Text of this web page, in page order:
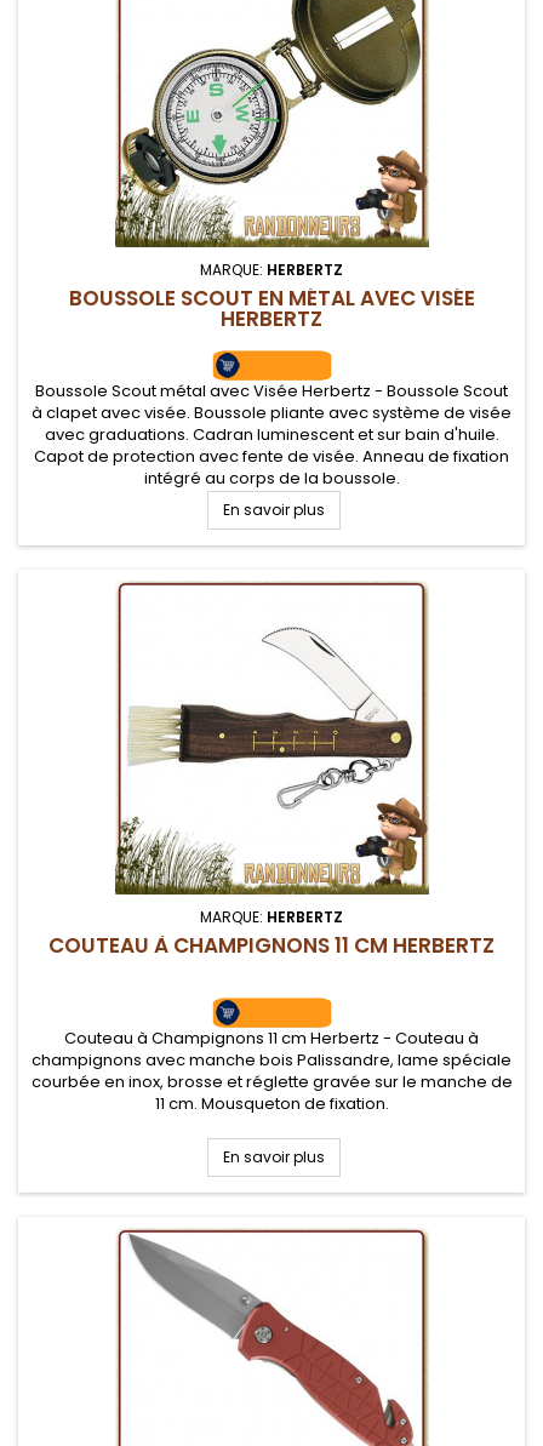
MARQUE: HERBERTZ
BOUSSOLE SCOUT EN MÉTAL AVEC VISÉE
HERBERTZ
Boussole Scout métal avec Visée Herbertz - Boussole Scout
à clapet avec visée. Boussole pliante avec système de visée
avec graduations. Cadran luminescent et sur bain d'huile.
Capot de protection avec fente de visée. Anneau de fixation
intégré au corps de la boussole.
En savoir plus
MARQUE: HERBERTZ
COUTEAU À CHAMPIGNONS 11 CM HERBERTZ
Couteau à Champignons 11 cm Herbertz - Couteau à
champignons avec manche bois Palissandre, lame spéciale
courbée en inox, brosse et réglette gravée sur le manche de
11 cm. Mousqueton de fixation.
En savoir plus